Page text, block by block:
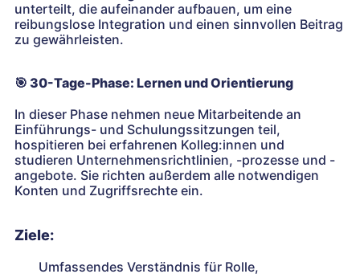
unterteilt, die aufeinander aufbauen, um eine
reibungslose Integration und einen sinnvollen Beitrag
zu gewährleisten.
🎯 30-Tage-Phase: Lernen und Orientierung
In dieser Phase nehmen neue Mitarbeitende an
Einführungs- und Schulungssitzungen teil,
hospitieren bei erfahrenen Kolleg:innen und
studieren Unternehmensrichtlinien, -prozesse und -
angebote. Sie richten außerdem alle notwendigen
Konten und Zugriffsrechte ein.
Ziele:
Umfassendes Verständnis für Rolle,